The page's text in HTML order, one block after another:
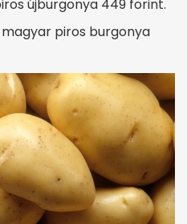
újburgonya 449 forint.
piros burgonya